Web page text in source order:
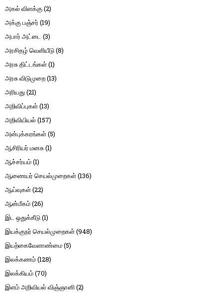
அகல் விளக்கு(2)
அக்கு பஞ்சர் (19)
அபார் அட்டை (3)
அரசிதழ் வெளியீடு(8)
அரசு திட்டங்கள்(1)
அரசு விடுமுறை(13)
அரியது(21)
அறிவிப்புகள்(13)
அறிவியியல் (157)
அன்புக்கரங்கள்(5)
ஆசிரியர் மனசு(1)
ஆச்சர்யம்(1)
ஆணையர் செயல்முறைகள்(136)
ஆய்வுகள்(22)
ஆன்மீகம்(26)
இட ஒதுக்கீடு(1)
இயக்குநர் செயல்முறைகள்(948)
இயற்கைவேளாண்மை(5)
இலக்கணம்(128)
இலக்கியம்(70)
இளம் அறிவியல் விஞ்ஞானி(2)